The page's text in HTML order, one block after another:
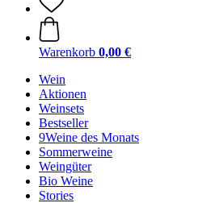
Warenkorb 0,00 €
Wein
Aktionen
Weinsets
Bestseller
9Weine des Monats
Sommerweine
Weingüter
Bio Weine
Stories